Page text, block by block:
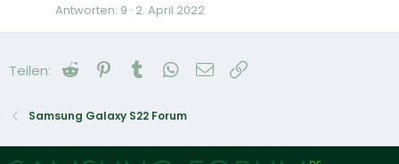
Antworten 9 2. April 2022
Teilen: Reddit Pinterest
Tumblr WhatsApp
E-Mail
Samsung Galaxy S22 Forum